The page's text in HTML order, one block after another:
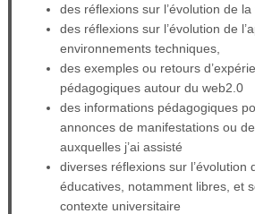
des réflexions sur l’évolution de
des réflexions sur l’évolution de
environnements techniques,
des exemples ou retours
pédagogiques autour du web2.0
des informations pédagogiques
annonces de manifestations ou
auxquelles j’ai assisté
diverses réflexions sur l’évolution
éducatives, notamment libres, et
contexte universitaire